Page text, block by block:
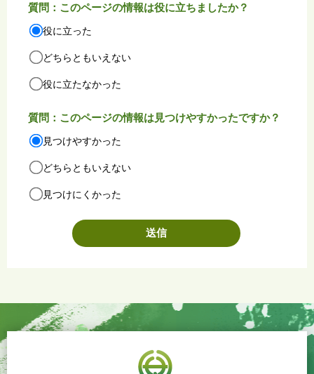
質問：このページの情報は役に立ちましたか？
役に立った
どちらともいえない
役に立たなかった
質問：このページの情報は見つけやすかったですか？
見つけやすかった
どちらともいえない
見つけにくかった